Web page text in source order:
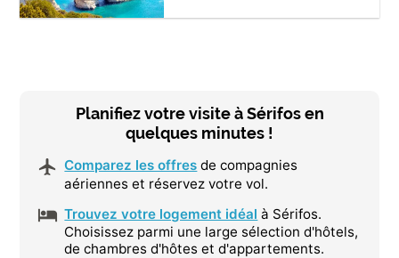
Planifiez votre visite à Sérifos en
quelques minutes !
Comparez les offres de compagnies
aériennes et réservez votre vol.
Trouvez votre logement idéal à Sérifos.
Choisissez parmi une large sélection d'hôtels,
de chambres d'hôtes et d'appartements.